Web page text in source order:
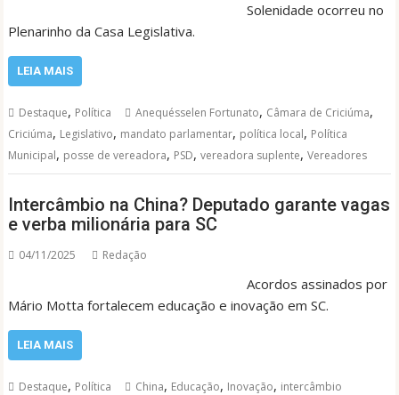
Solenidade ocorreu no
Plenarinho da Casa Legislativa.
LEIA MAIS
Destaque, Política Anequésselen Fortunato, Câmara de Criciúma,
Criciúma, Legislativo, mandato parlamentar, política local, Política
Municipal, posse de vereadora, PSD,vereadora suplente,Vereadores
Intercâmbio na China? Deputado garante vagas
e verba milionária para SC
04/11/2025 Redação
Acordos assinados por
Mário Motta fortalecem educação e inovação em SC.
LEIA MAIS
Destaque, Política China, Educação, Inovação, intercâmbio